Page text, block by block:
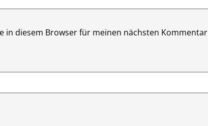
in diesem Browser für meinen nächsten Kommentar